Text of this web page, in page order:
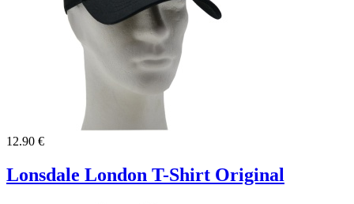
12.90 €
Lonsdale London T-Shirt Original